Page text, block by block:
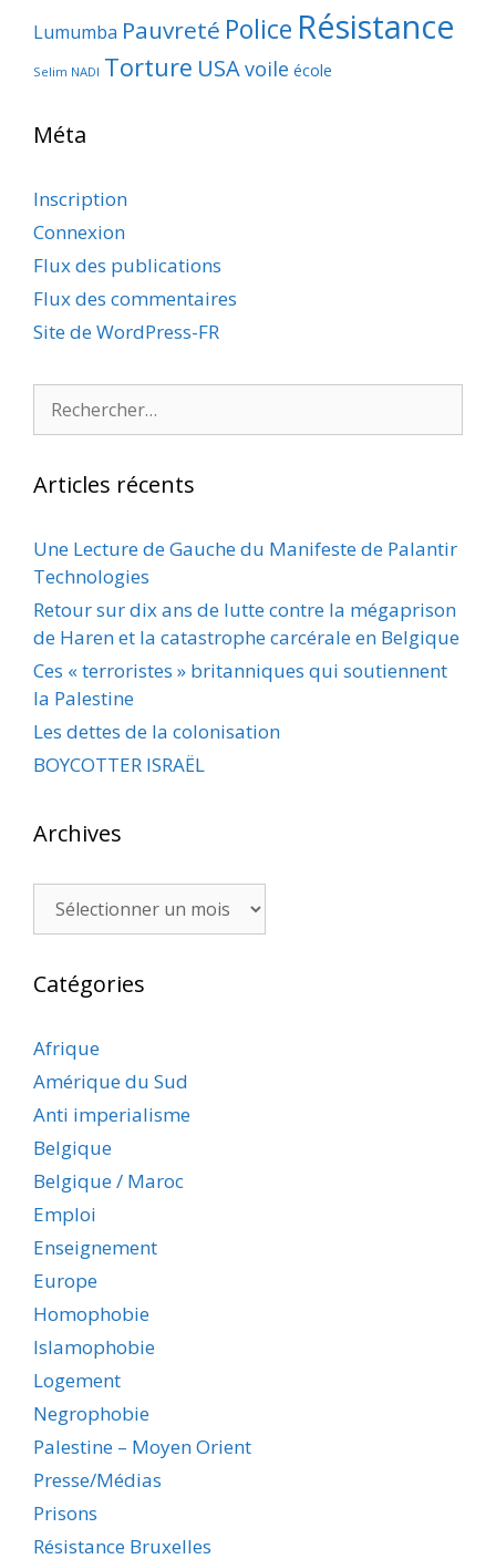
Lumumba Pauvreté Police Résistance
Selim NADI Torture USAvoile école
Méta
Inscription
Connexion
Flux des publications
Flux des commentaires
Site de WordPress-FR
Rechercher :
Articles récents
Une Lecture de Gauche du Manifeste de Palantir
Technologies
Retour sur dix ans de lutte contre la mégaprison
de Haren et la catastrophe carcérale en Belgique
Ces « terroristes » britanniques qui soutiennent
la Palestine
Les dettes de la colonisation
BOYCOTTER ISRAËL
Archives
Archives
Catégories
Afrique
Amérique du Sud
Anti imperialisme
Belgique
Belgique / Maroc
Emploi
Enseignement
Europe
Homophobie
Islamophobie
Logement
Negrophobie
Palestine – Moyen Orient
Presse/Médias
Prisons
Résistance Bruxelles